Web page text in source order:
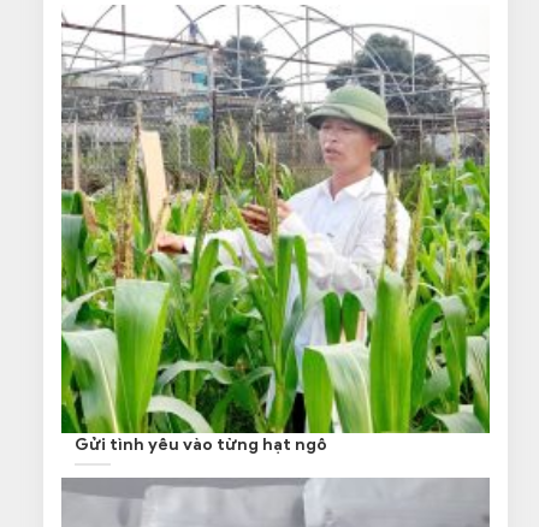
Gửi tình yêu vào từng hạt ngô